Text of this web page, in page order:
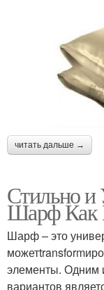
читать дальше →
Стильно и
Шарф
Шарф – это
элементы. Одним
вариантов